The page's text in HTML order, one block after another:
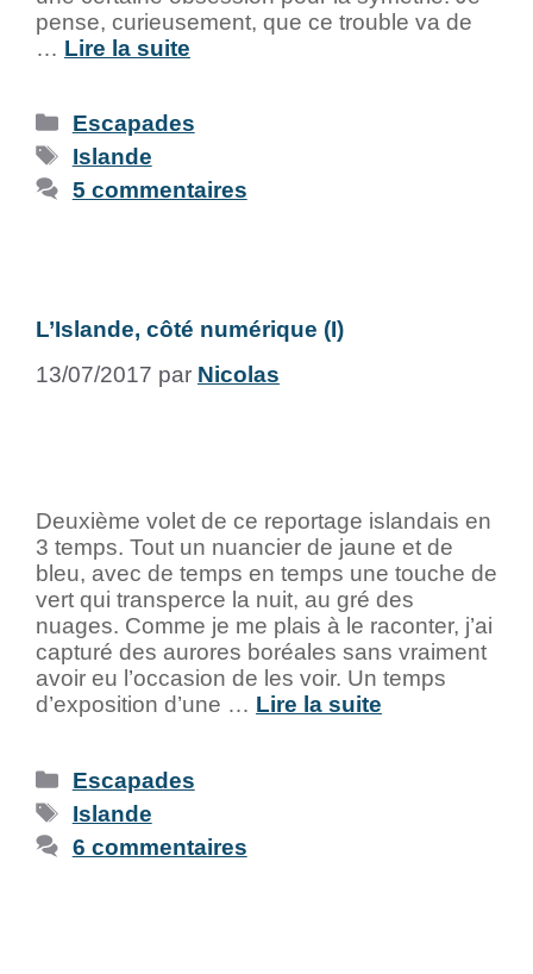
pense, curieusement, que ce trouble va de
… Lire la suite
Escapades
Islande
5 commentaires
L’Islande, côté numérique (I)
13/07/2017 par Nicolas
Deuxième volet de ce reportage islandais en
3 temps. Tout un nuancier de jaune et de
bleu, avec de temps en temps une touche de
vert qui transperce la nuit, au gré des
nuages. Comme je me plais à le raconter, j’ai
capturé des aurores boréales sans vraiment
avoir eu l’occasion de les voir. Un temps
d’exposition d’une … Lire la suite
Escapades
Islande
6 commentaires